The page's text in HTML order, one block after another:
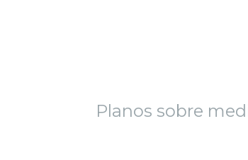
Planos sobre